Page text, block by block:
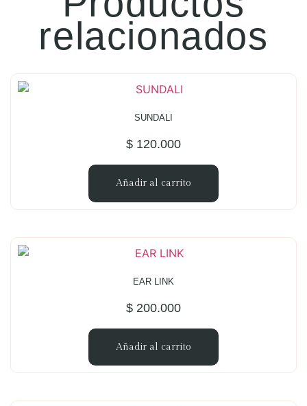
relacionados
SUNDALI
$120.000
Añadir al carrito
EAR LINK
$200.000
Añadir al carrito